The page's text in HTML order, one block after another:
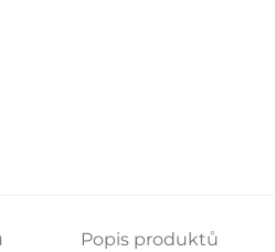
Popis produktů